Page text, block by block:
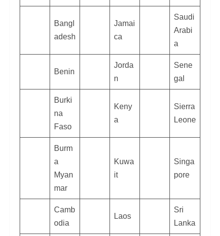
Bangl
adesh
Jamai
ca
Saudi
Arabi
a
Benin
Jorda
n
Sene
gal
Burki
na
Faso
Keny
a
Sierra
Leone
Burm
a
Myan
mar
Kuwa
it
Singa
pore
Camb
odia
Laos
Sri
Lanka